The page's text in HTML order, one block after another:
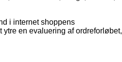
i internet shoppens
en evaluering af ordreforløbet,